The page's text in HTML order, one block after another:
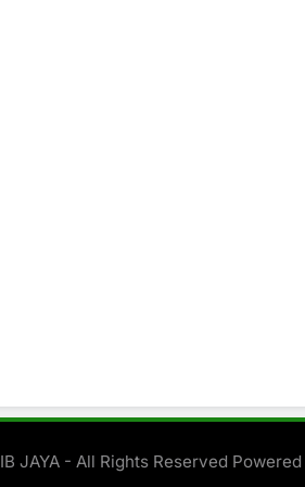
JAYA - All Rights Reserved Powered